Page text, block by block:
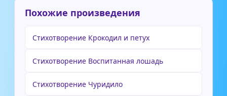
Похожие произведения
Стихотворение Крокодил и петух
Стихотворение Воспитанная лошадь
Стихотворение Чуридило